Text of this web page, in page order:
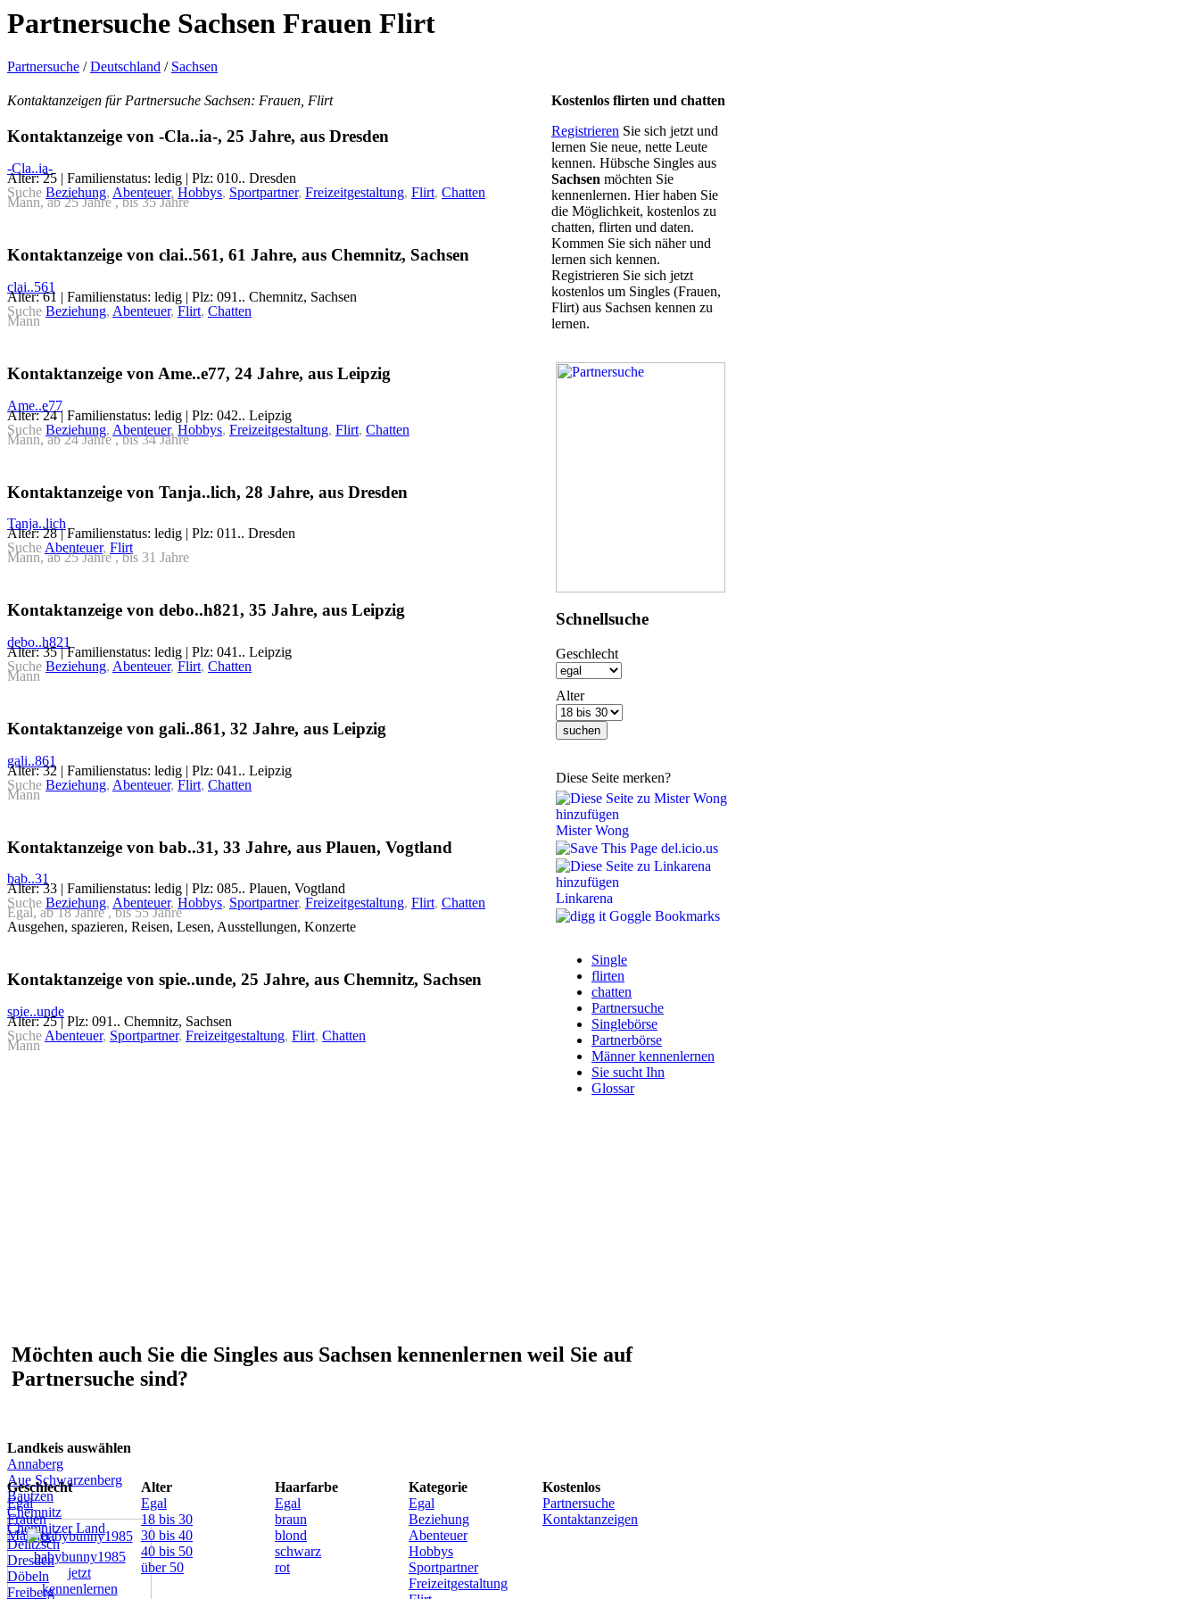
Partnersuche Sachsen Frauen Flirt
Partnersuche /Deutschland / Sachsen
Kostenlos flirten und chatten
Registrieren Sie sich jetzt und
lernen Sie neue, nette Leute
kennen. Hübsche Singles aus
Sachsen möchten Sie
kennenlernen. Hier haben Sie
die Möglichkeit, kostenlos zu
chatten, flirten und daten.
Kommen Sie sich näher und
lernen sich kennen.
Registrieren Sie sich jetzt
kostenlos um Singles (Frauen,
Flirt) aus Sachsen kennen zu
lernen.
Schnellsuche
Geschlecht
Alter
Diese Seite merken?
Mister Wong
del.icio.us
Linkarena
Goggle Bookmarks
Single
flirten
chatten
Partnersuche
Singlebörse
Partnerbörse
Männer kennenlernen
Sie sucht Ihn
Glossar
Kontaktanzeigen für Partnersuche Sachsen: Frauen, Flirt
Kontaktanzeige von -Cla..ia-, 25 Jahre, aus Dresden
-Cla..ia-
Alter: 25 | Familienstatus: ledig | Plz: 010.. Dresden
Suche Beziehung, Abenteuer, Hobbys, Sportpartner, Freizeitgestaltung, Flirt, Chatten
Mann, ab 25 Jahre , bis 35 Jahre
Kontaktanzeige von clai..561, 61 Jahre, aus Chemnitz, Sachsen
clai..561
Alter: 61 | Familienstatus: ledig | Plz: 091.. Chemnitz, Sachsen
Suche Beziehung, Abenteuer, Flirt, Chatten
Mann
Kontaktanzeige von Ame..e77, 24 Jahre, aus Leipzig
Ame..e77
Alter: 24 | Familienstatus: ledig | Plz: 042.. Leipzig
Suche Beziehung, Abenteuer, Hobbys, Freizeitgestaltung, Flirt, Chatten
Mann, ab 24 Jahre , bis 34 Jahre
Kontaktanzeige von Tanja..lich, 28 Jahre, aus Dresden
Tanja..lich
Alter: 28 | Familienstatus: ledig | Plz: 011.. Dresden
Suche Abenteuer, Flirt
Mann, ab 25 Jahre , bis 31 Jahre
Kontaktanzeige von debo..h821, 35 Jahre, aus Leipzig
debo..h821
Alter: 35 | Familienstatus: ledig | Plz: 041.. Leipzig
Suche Beziehung, Abenteuer, Flirt, Chatten
Mann
Kontaktanzeige von gali..861, 32 Jahre, aus Leipzig
gali..861
Alter: 32 | Familienstatus: ledig | Plz: 041.. Leipzig
Suche Beziehung, Abenteuer, Flirt, Chatten
Mann
Kontaktanzeige von bab..31, 33 Jahre, aus Plauen, Vogtland
bab..31
Alter: 33 | Familienstatus: ledig | Plz: 085.. Plauen, Vogtland
Suche Beziehung, Abenteuer, Hobbys, Sportpartner, Freizeitgestaltung, Flirt, Chatten
Egal, ab 18 Jahre , bis 55 Jahre
Ausgehen, spazieren, Reisen, Lesen, Ausstellungen, Konzerte
Kontaktanzeige von spie..unde, 25 Jahre, aus Chemnitz, Sachsen
spie..unde
Alter: 25 | Plz: 091.. Chemnitz, Sachsen
Suche Abenteuer, Sportpartner, Freizeitgestaltung, Flirt, Chatten
Mann
Möchten auch Sie die Singles aus Sachsen kennenlernen weil Sie auf
Partnersuche sind?
Landkeis auswählen
Annaberg
Aue Schwarzenberg
Bautzen
Chemnitz
Chemnitzer Land
Delitzsch
Dresden
Döbeln
Freiberg
Geschlecht
Egal
Frauen
Männer
Alter
Egal
18 bis 30
30 bis 40
40 bis 50
über 50
Haarfarbe
Egal
braun
blond
schwarz
rot
Kategorie
Egal
Beziehung
Abenteuer
Hobbys
Sportpartner
Freizeitgestaltung
Kostenlos
Partnersuche
Kontaktanzeigen
babybunny1985
jetzt
kennenlernen